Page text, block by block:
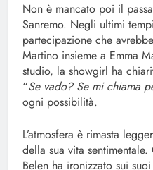
Non è mancato poi il
Sanremo. Negli ultimi
partecipazione che
Martino insieme a Emma
studio, la showgirl ha
“Se vado? Se mi chiama
ogni possibilità.
L’atmosfera è rimasta
della sua vita
Belen ha ironizzato sui